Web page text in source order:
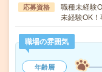
応募資格
職種未経験
未経験OK
職場の雰囲気
年齢層